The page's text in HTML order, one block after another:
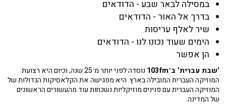
במסילה לבאר שבע - הדודאים
בדרך אל האור - הדודאים
שיר לאלף עריסות
הימים שעוד נכונו לנו - הדודאים
הן אפשר
'שבת עברית' ב־103fm
נוסדה לפני יותר מ־25 שנה, וכיום היא רצועת
המוזיקה העברית המובילה בארץ. היא מפגישה את הקלאסיקות הגדולות של
המוזיקה העברית עם פנינים מוזיקליות נשכחות עוד מהעשורים הראשונים
של המדינה.